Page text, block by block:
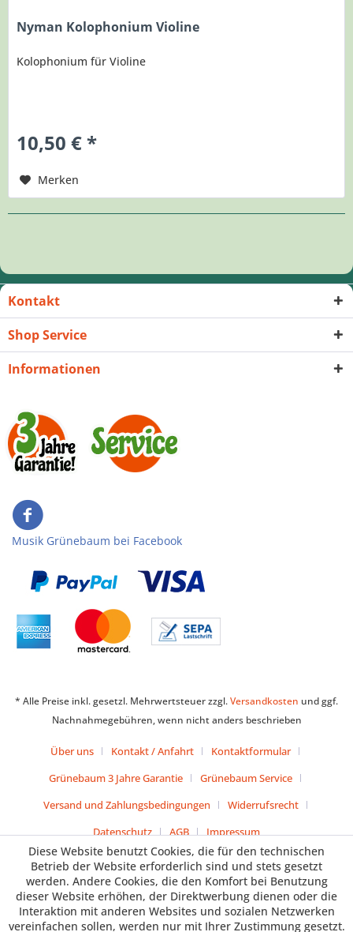
Nyman Kolophonium Violine
Kolophonium für Violine
10,50 € *
Merken
Kontakt
Shop Service
Informationen
Musik Grünebaum bei Facebook
* Alle Preise inkl. gesetzl. Mehrwertsteuer zzgl.Versandkosten und ggf.
Nachnahmegebühren, wenn nicht anders beschrieben
Über uns Kontakt / Anfahrt
Kontaktformular
Grünebaum 3 Jahre Garantie
Grünebaum Service
Versand und Zahlungsbedingungen
Widerrufsrecht
Datenschutz
AGB Impressum
Diese Website benutzt Cookies, die für den technischen
Betrieb der Website erforderlich sind und stets gesetzt
werden. Andere Cookies, die den Komfort bei Benutzung
dieser Website erhöhen, der Direktwerbung dienen oder die
Interaktion mit anderen Websites und sozialen Netzwerken
vereinfachen sollen, werden nur mit Ihrer Zustimmung gesetzt.